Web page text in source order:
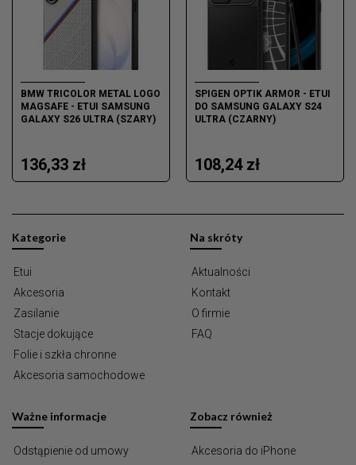
BMW TRICOLOR METAL LOGO
MAGSAFE - ETUI SAMSUNG
GALAXY S26 ULTRA (SZARY)
136,33 zł
SPIGEN OPTIK ARMOR - ETUI
DO SAMSUNG GALAXY S24
ULTRA (CZARNY)
108,24 zł
Kategorie
Etui
Akcesoria
Zasilanie
Stacje dokujące
Folie i szkła chronne
Akcesoria samochodowe
Na skróty
Aktualności
Kontakt
O firmie
FAQ
Ważne informacje
Odstąpienie od umowy
Zobacz również
Akcesoria do iPhone